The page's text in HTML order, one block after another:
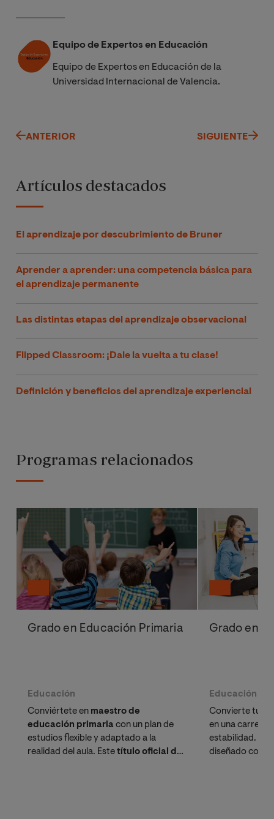
Equipo de Expertos en Educación
Equipo de Expertos en Educación de la
Universidad Internacional de Valencia.
ANTERIOR SIGUIENTE
Artículos destacados
El aprendizaje por descubrimiento de Bruner
Aprender a aprender: una competencia básica para
el aprendizaje permanente
Las distintas etapas del aprendizaje observacional
Flipped Classroom: ¡Dale la vuelta a tu clase!
Definición y beneficios del aprendizaje experiencial
Programas relacionados
Grado en Educación Primaria
Educación
Conviértete en maestro de
educación primaria con un plan de
estudios flexible y adaptado a la
realidad del aula. Estetítulo oficial de
Grado en
Educación
Convierte tu
en una carrera
estabilidad.
diseñado